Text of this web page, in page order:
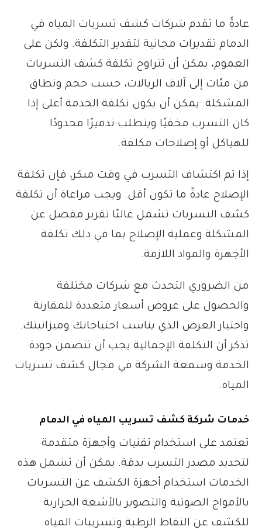
عادةً ما تقدم شركات كشف تسربات المياه في
الدمام تقديرات مجانية لتقدير التكلفة. ولكن على
العموم، يمكن أن تتراوح تكلفة كشف التسربات
من مئات إلى آلاف الريالات، حسب حجم ونطاق
المشكلة. يمكن أن يكون تكلفة الخدمة أعلى إذا
كان التسرب مخفيًا ويتطلب تدميرًا محدودًا
للهياكل أو إصلاحات مكلفة.
إذا تم اكتشاف التسرب في وقت مبكر، فإن تكلفة
الإصلاح عادةً ما تكون أقل. ويجب مراعاة أن تكلفة
كشف التسربات تشمل غالبًا تقرير مفصل عن
المشكلة وعملية الإصلاح بما في ذلك تكلفة
الأجهزة والمواد اللازمة.
من الضروري التحدث مع شركات مختلفة
والحصول على عروض أسعار متعددة للمقارنة
واختيار العرض الذي يناسب احتياجاتك وميزانيتك.
تذكر أن التكلفة الإجمالية يجب أن تتضمن جودة
الخدمة وسمعة الشركة في مجال كشف تسربات
المياه.
خدمات شركة كشف تسريب المياه في الدمام
تعتمد على استخدام تقنيات وأجهزة متقدمة
لتحديد مصدر التسرب بدقة. يمكن أن تشمل هذه
الخدمات استخدام أجهزة الكشف عن التسربات
بالأمواج الصوتية والتصوير بالأشعة الحرارية
للكشف عن النقاط الرطبة وتسريبات المياه.